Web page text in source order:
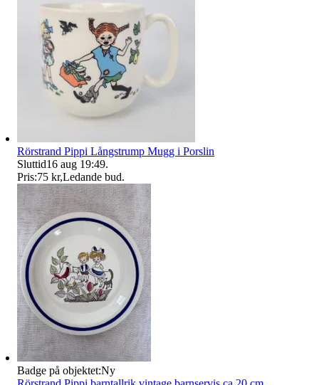
Rörstrand Pippi Långstrump Mugg i Porslin
Sluttid16 aug 19:49.
Pris:75 kr,Ledande bud.
Badge på objektet:Ny